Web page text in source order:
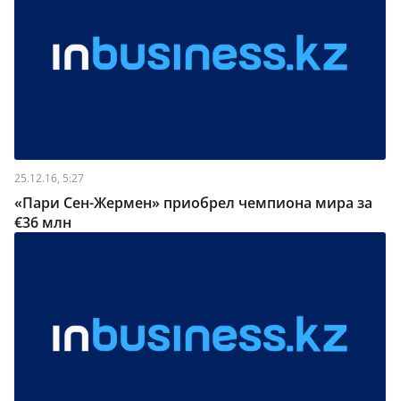
25.12.16, 5:27
«Пари Сен-Жермен» приобрел чемпиона мира за
€36 млн